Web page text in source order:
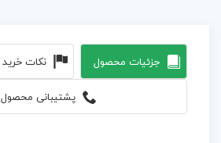
جزئیات محصول نکات خرید
پشتیبانی محصول